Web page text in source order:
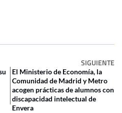
SIGUIENTE
El Ministerio de Economía, la
Comunidad de Madrid y Metro
acogen prácticas de alumnos con
discapacidad intelectual de
Envera